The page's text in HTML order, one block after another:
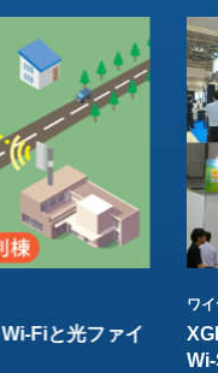
Fiと光ファイ
ワ